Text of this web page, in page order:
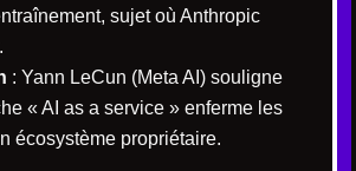
sujet où Anthropic
: Yann LeCun (Meta AI) souligne
« AI as a service » enferme les
écosystème propriétaire.